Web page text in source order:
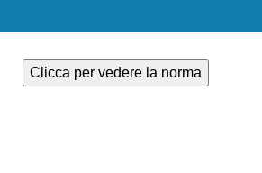
Clicca per vedere la norma